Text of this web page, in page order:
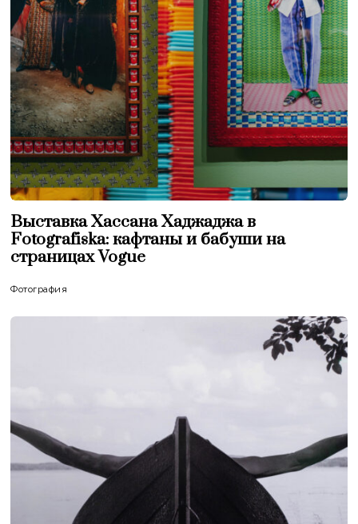
Выставка Хассана Хаджаджа в
Fotografiska: кафтаны и бабуши на
страницах Vogue
Фотография